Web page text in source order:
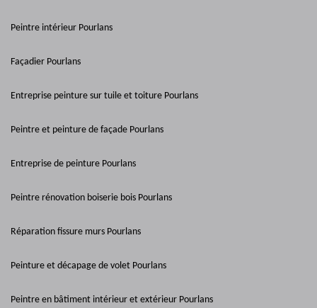
Peintre intérieur Pourlans
Façadier Pourlans
Entreprise peinture sur tuile et toiture Pourlans
Peintre et peinture de façade Pourlans
Entreprise de peinture Pourlans
Peintre rénovation boiserie bois Pourlans
Réparation fissure murs Pourlans
Peinture et décapage de volet Pourlans
Peintre en bâtiment intérieur et extérieur Pourlans